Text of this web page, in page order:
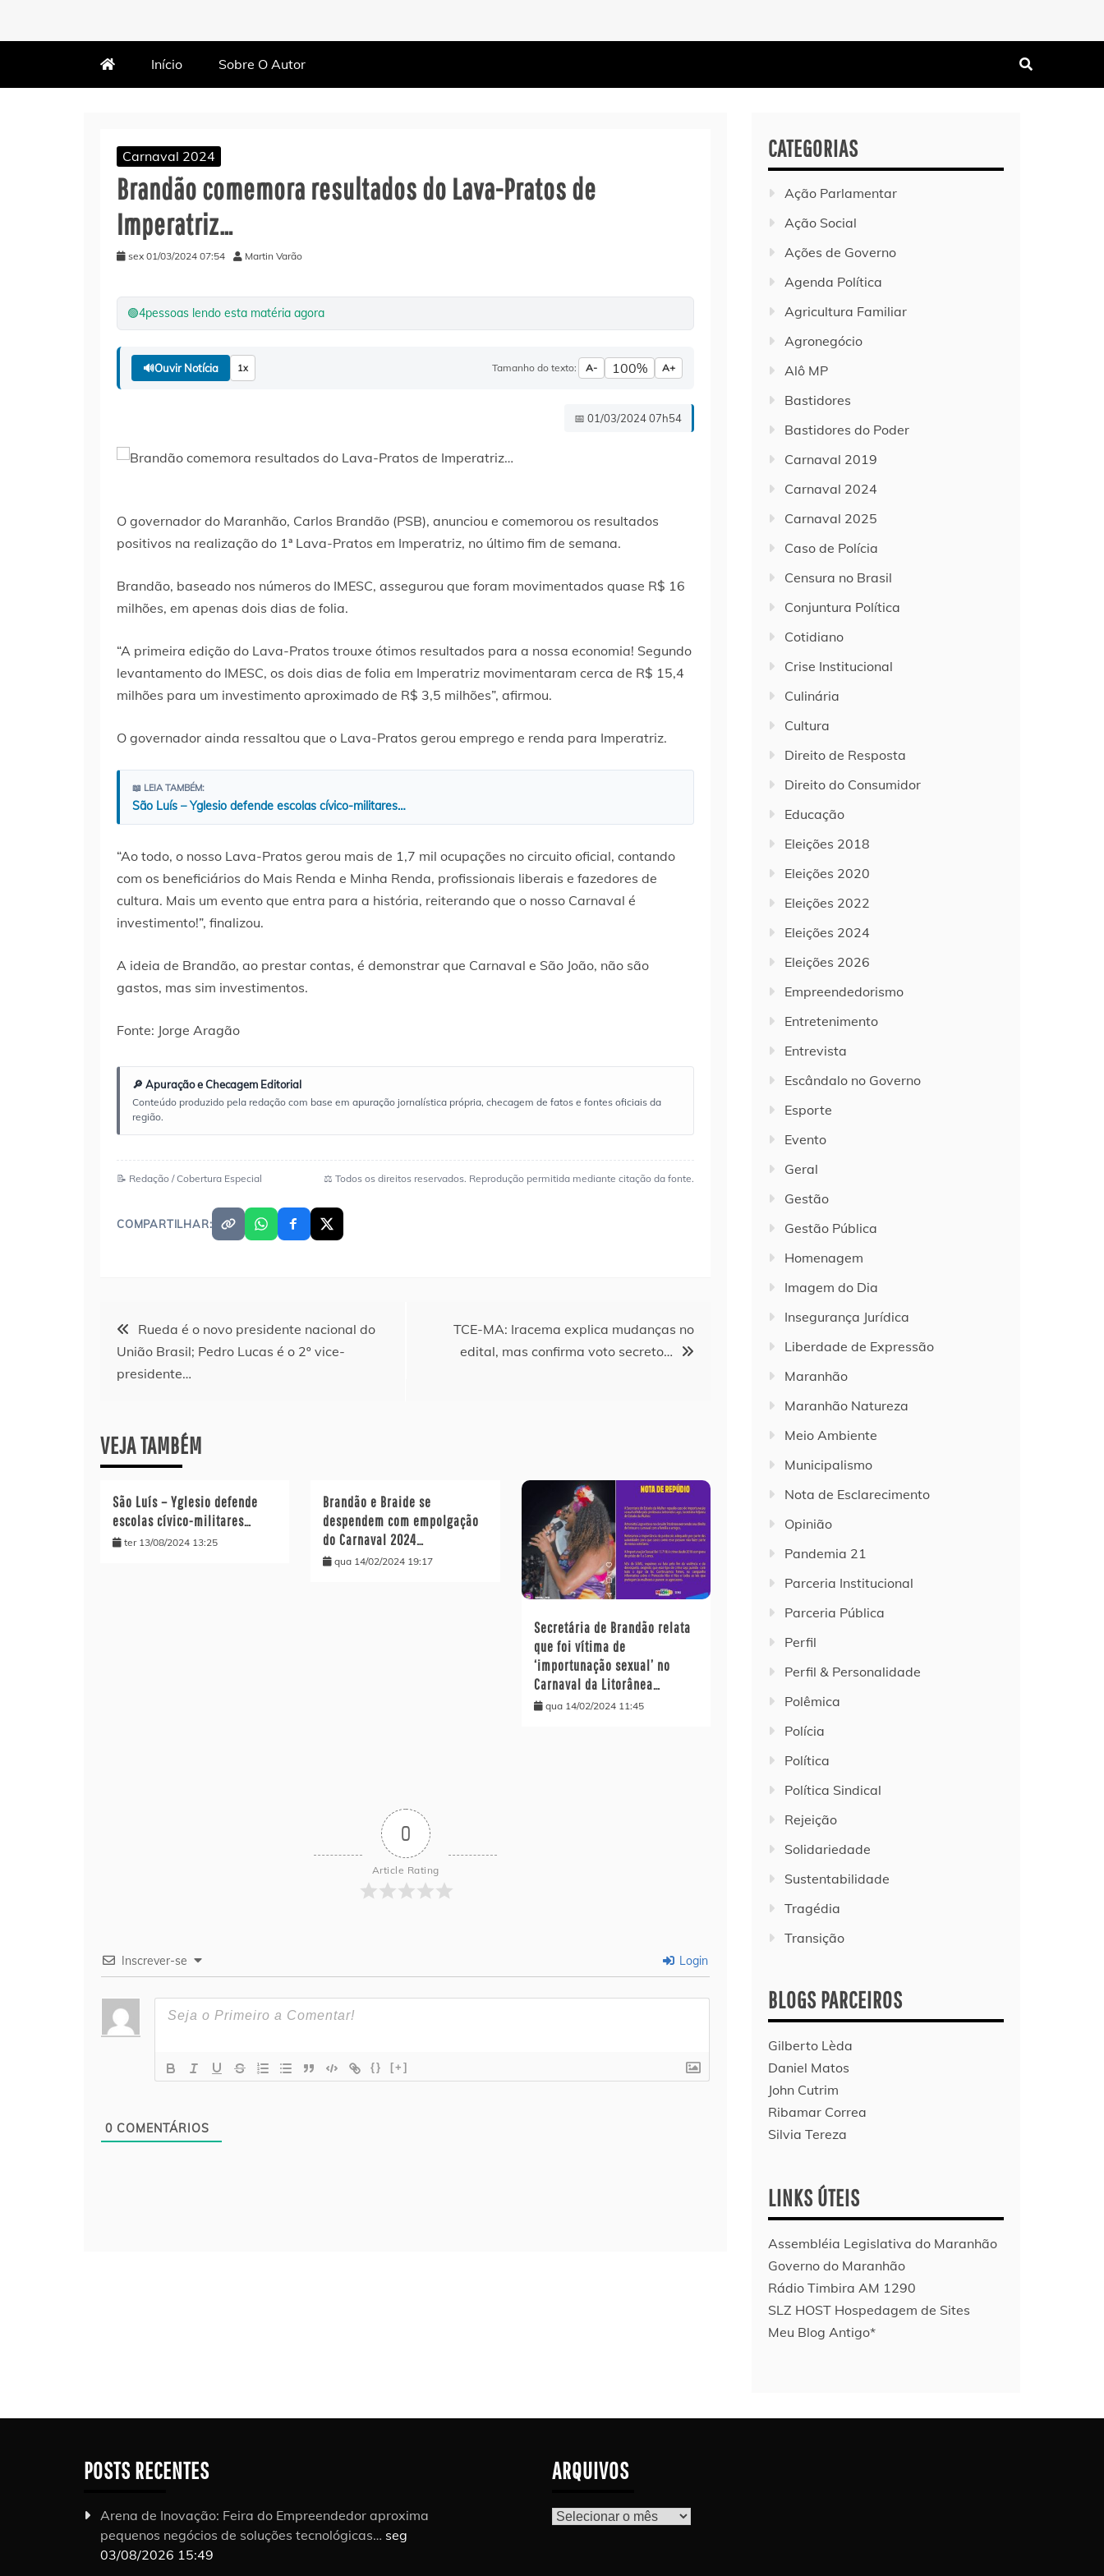
Início Sobre O Autor
Carnaval 2024
Brandão comemora resultados do Lava-Pratos de
Imperatriz…
sex 01/03/2024 07:54 Martin Varão
🟢4pessoas lendo esta matéria agora
🔊Ouvir Notícia 1x Tamanho do texto: A- 100% A+
📅 01/03/2024 07h54
O governador do Maranhão, Carlos Brandão (PSB), anunciou e comemorou os resultados
positivos na realização do 1ª Lava-Pratos em Imperatriz, no último fim de semana.
Brandão, baseado nos números do IMESC, assegurou que foram movimentados quase R$ 16
milhões, em apenas dois dias de folia.
“A primeira edição do Lava-Pratos trouxe ótimos resultados para a nossa economia! Segundo
levantamento do IMESC, os dois dias de folia em Imperatriz movimentaram cerca de R$ 15,4
milhões para um investimento aproximado de R$ 3,5 milhões”, afirmou.
O governador ainda ressaltou que o Lava-Pratos gerou emprego e renda para Imperatriz.
📖 LEIA TAMBÉM:
São Luís – Yglesio defende escolas cívico-militares…
“Ao todo, o nosso Lava-Pratos gerou mais de 1,7 mil ocupações no circuito oficial, contando
com os beneficiários do Mais Renda e Minha Renda, profissionais liberais e fazedores de
cultura. Mais um evento que entra para a história, reiterando que o nosso Carnaval é
investimento!”, finalizou.
A ideia de Brandão, ao prestar contas, é demonstrar que Carnaval e São João, não são
gastos, mas sim investimentos.
Fonte: Jorge Aragão
🔎 Apuração e Checagem Editorial
Conteúdo produzido pela redação com base em apuração jornalística própria, checagem de fatos e fontes oficiais da
região.
📝 Redação / Cobertura Especial ⚖️ Todos os direitos reservados. Reprodução permitida mediante citação da fonte.
COMPARTILHAR:
Navegação
de
Rueda é o novo presidente nacional do
União Brasil; Pedro Lucas é o 2º vice-
presidente…
TCE-MA: Iracema explica mudanças no
edital, mas confirma voto secreto…
VEJA TAMBÉM
São Luís – Yglesio defende
escolas cívico-militares…
ter 13/08/2024 13:25
Brandão e Braide se
despendem com empolgação
do Carnaval 2024…
qua 14/02/2024 19:17
Secretária de Brandão relata
que foi vítima de
‘importunação sexual’ no
Carnaval da Litorânea…
qua 14/02/2024 11:45
0
Article Rating
Inscrever-se Login
{} [+]
0 COMENTÁRIOS
CATEGORIAS
Ação Parlamentar
Ação Social
Ações de Governo
Agenda Política
Agricultura Familiar
Agronegócio
Alô MP
Bastidores
Bastidores do Poder
Carnaval 2019
Carnaval 2024
Carnaval 2025
Caso de Polícia
Censura no Brasil
Conjuntura Política
Cotidiano
Crise Institucional
Culinária
Cultura
Direito de Resposta
Direito do Consumidor
Educação
Eleições 2018
Eleições 2020
Eleições 2022
Eleições 2024
Eleições 2026
Empreendedorismo
Entretenimento
Entrevista
Escândalo no Governo
Esporte
Evento
Geral
Gestão
Gestão Pública
Homenagem
Imagem do Dia
Insegurança Jurídica
Liberdade de Expressão
Maranhão
Maranhão Natureza
Meio Ambiente
Municipalismo
Nota de Esclarecimento
Opinião
Pandemia 21
Parceria Institucional
Parceria Pública
Perfil
Perfil & Personalidade
Polêmica
Polícia
Política
Política Sindical
Rejeição
Solidariedade
Sustentabilidade
Tragédia
Transição
BLOGS PARCEIROS
Gilberto Lèda
Daniel Matos
John Cutrim
Ribamar Correa
Silvia Tereza
LINKS ÚTEIS
Assembléia Legislativa do Maranhão
Governo do Maranhão
Rádio Timbira AM 1290
SLZ HOST Hospedagem de Sites
Meu Blog Antigo*
POSTS RECENTES
Arena de Inovação: Feira do Empreendedor aproxima
pequenos negócios de soluções tecnológicas… seg
03/08/2026 15:49
ARQUIVOS
Arquivos